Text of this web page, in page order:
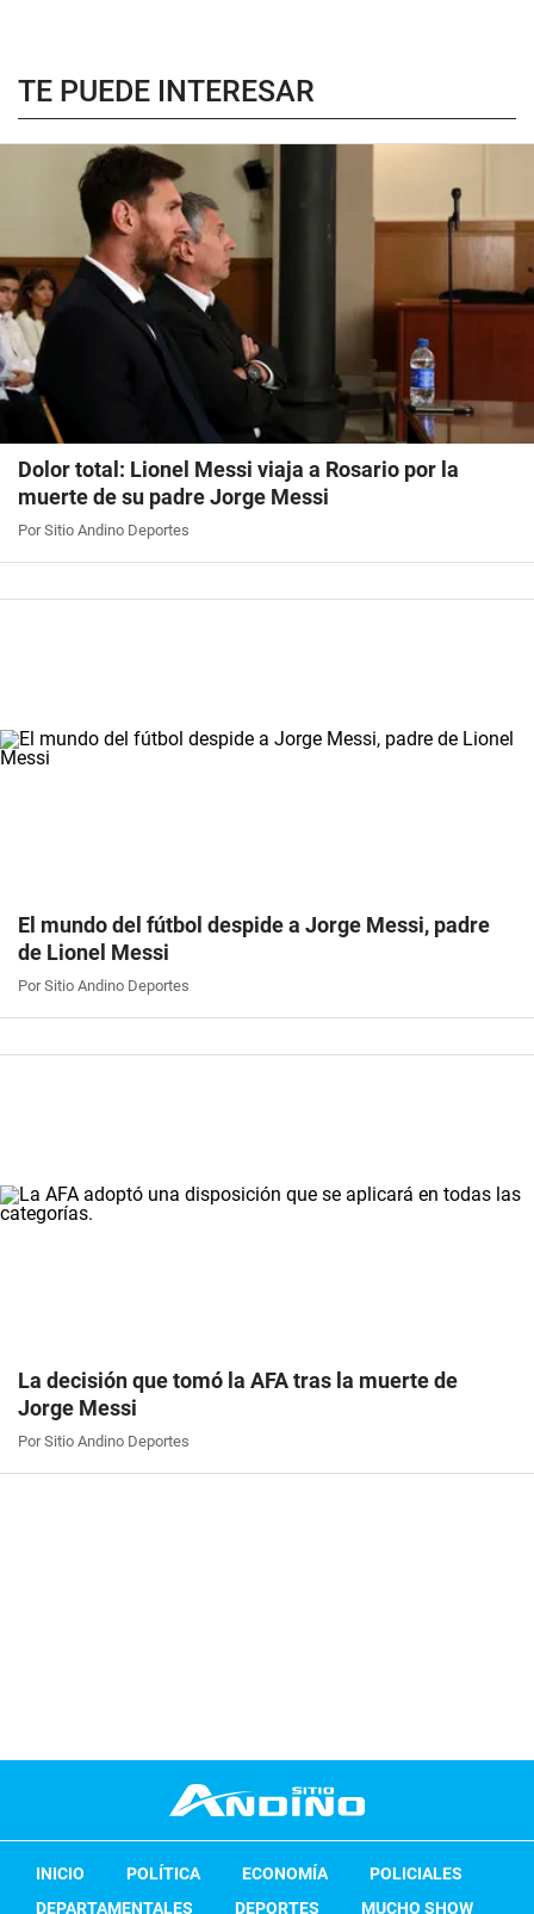
TE PUEDE INTERESAR
Dolor total: Lionel Messi viaja a Rosario por la
muerte de su padre Jorge Messi
Por Sitio Andino Deportes
El mundo del fútbol despide a Jorge Messi, padre
de Lionel Messi
Por Sitio Andino Deportes
La decisión que tomó la AFA tras la muerte de
Jorge Messi
Por Sitio Andino Deportes
INICIO POLÍTICA ECONOMÍA
POLICIALES
DEPARTAMENTALES
DEPORTES MUCHO SHOW